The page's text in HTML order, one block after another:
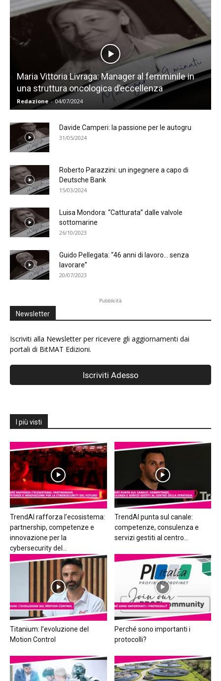
Maria Vittoria Livraga: Manager al femminile in
una struttura oncologica d’eccellenza
Redazione - 04/07/2024
Davide Camperi: la passione per le autogru
31/05/2024
Roberto Parazzini: un ingegnere a capo di
Deutsche Bank
15/03/2024
Luisa Mondora: “Catturata” dalle valvole
sottomarine
26/10/2023
Guido Pellegata: “46 anni di lavoro… senza
lavorare”
20/07/2023
Pubblicità
Newsletter
Iscriviti alla Newsletter per ricevere gli aggiornamenti dai
portali di BitMAT Edizioni.
I più visti
TrendAI rafforza l’ecosistema:
partnership, competenze e
innovazione per la
cybersecurity del...
TrendAI punta sul canale:
competenze, consulenza e
servizi gestiti al centro...
Titanium: l’evoluzione del
Motion Control
Perché sono importanti i
protocolli?